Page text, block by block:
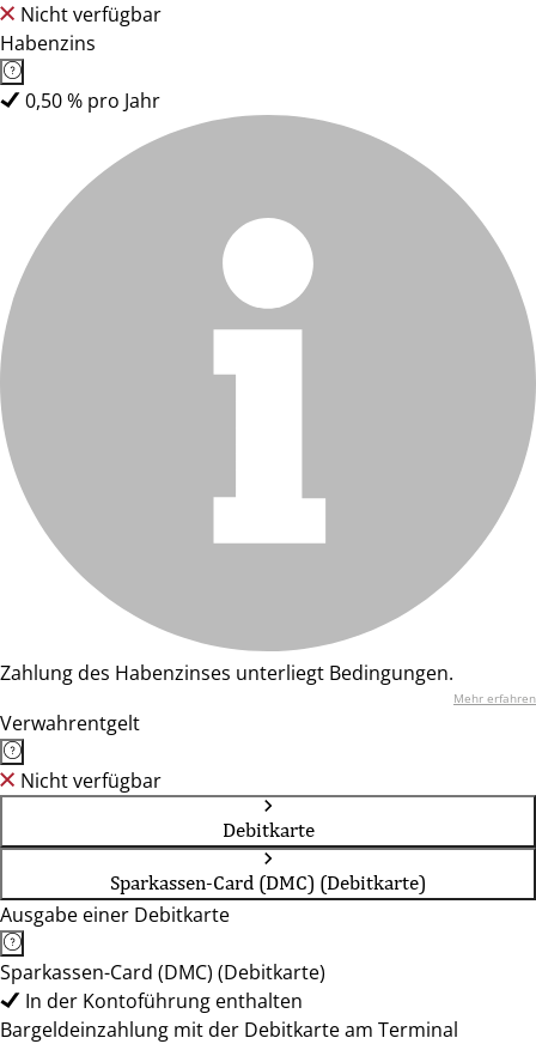
Nicht verfügbar
Habenzins
0,50 % pro Jahr
Zahlung des Habenzinses unterliegt Bedingungen.
Mehr erfahren
Verwahrentgelt
Nicht verfügbar
Debitkarte
Sparkassen-Card (DMC) (Debitkarte)
Ausgabe einer Debitkarte
Sparkassen-Card (DMC) (Debitkarte)
In der Kontoführung enthalten
Bargeldeinzahlung mit der Debitkarte am Terminal